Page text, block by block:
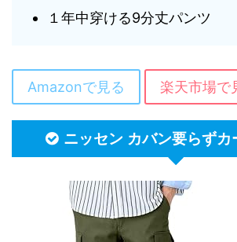
１年中穿ける9分丈パンツ
Amazonで見る 楽天市場で
ニッセン カバン要らずカ